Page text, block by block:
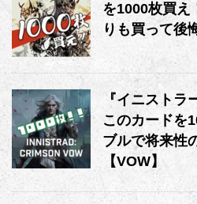
を1000枚買え
りも買って後
『イニストラ
このカードを
ブルで将来性
【VOW】